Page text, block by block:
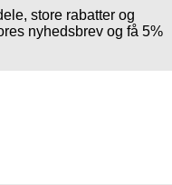
store rabatter og
nyhedsbrev og få 5%